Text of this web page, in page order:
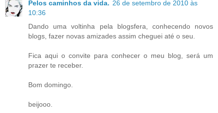
Pelos caminhos da vida. 26 de setembro de 2010 às
10:36
Dando uma voltinha pela blogsfera, conhecendo novos
blogs, fazer novas amizades assim cheguei até o seu.
Fica aqui o convite para conhecer o meu blog, será um
prazer te receber.
Bom domingo.
beijooo.